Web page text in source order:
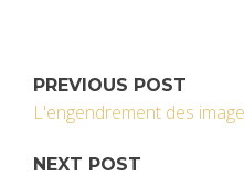
PREVIOUS POST
L'engendrement des
NEXT POST